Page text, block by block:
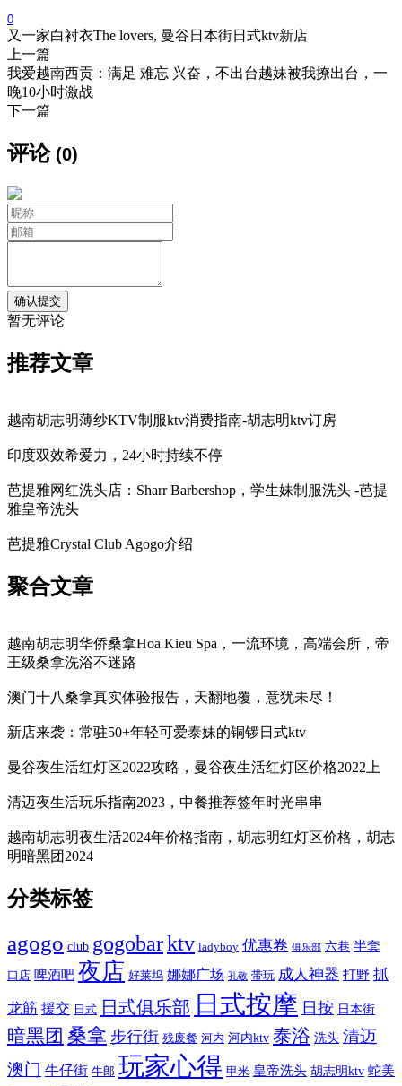
0
又一家白衬衣The lovers, 曼谷日本街日式ktv新店
上一篇
我爱越南西贡：满足 难忘 兴奋，不出台越妹被我撩出台，一
晚10小时激战
下一篇
评论(0)
暂无评论
推荐文章
越南胡志明薄纱KTV制服ktv消费指南-胡志明ktv订房
印度双效希爱力，24小时持续不停
芭提雅网红洗头店：Sharr Barbershop，学生妹制服洗头 -芭提
雅皇帝洗头
芭提雅Crystal Club Agogo介绍
聚合文章
越南胡志明华侨桑拿Hoa Kieu Spa，一流环境，高端会所，帝
王级桑拿洗浴不迷路
澳门十八桑拿真实体验报告，天翻地覆，意犹未尽！
新店来袭：常驻50+年轻可爱泰妹的铜锣日式ktv
曼谷夜生活红灯区2022攻略，曼谷夜生活红灯区价格2022上
清迈夜生活玩乐指南2023，中餐推荐签年时光串串
越南胡志明夜生活2024年价格指南，胡志明红灯区价格，胡志
明暗黑团2024
分类标签
agogo club gogobarktv ladyboy 优惠卷 俱乐部 六巷 半套
口店 啤酒吧 夜店 好莱坞 娜娜广场 孔敬 带玩 成人神器 打野 抓
龙筋 援交 日式 日式俱乐部 日式按摩 日按 日本街
暗黑团 桑拿 步行街 残废餐 河内 河内ktv 泰浴 洗头 清迈
澳门 牛仔街 牛郎 玩家心得 甲米 皇帝洗头 胡志明ktv 蛇美